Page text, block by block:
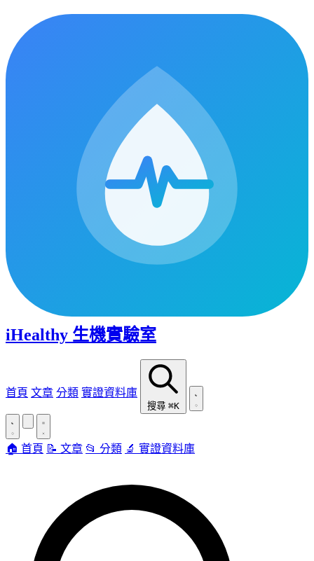
iHealthy 生機實驗室
首頁 文章 分類 實證資料庫
搜尋 ⌘K
🏠 首頁 📝 文章 📂 分類 🔬 實證資料庫